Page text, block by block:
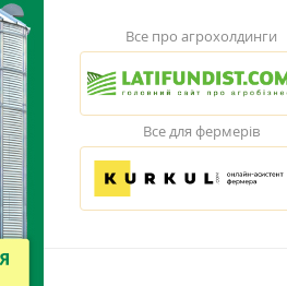
Все про агрохолдинги
Все для фермерів